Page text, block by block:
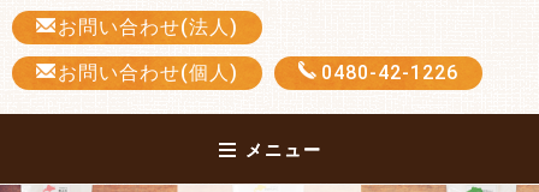
お問い合わせ(法人)
お問い合わせ(個人)
0480-42-1226
メニュー